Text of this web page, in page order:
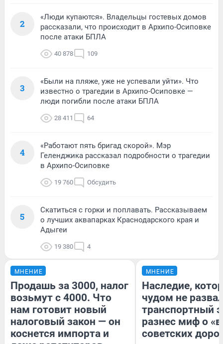
2
«Люди купаются». Владельцы гостевых домов
рассказали, что происходит в Архипо-Осиповке
после атаки БПЛА
40 878 109
3
«Были на пляже, уже не успевали уйти». Что
известно о трагедии в Архипо-Осиповке —
люди погибли после атаки БПЛА
28 411 64
4
«Работают пять бригад скорой». Мэр
Геленджика рассказал подробности о трагедии
в Архипо-Осиповке
19 760 Обсудить
5
Скатиться с горки и поплавать. Рассказываем
о лучших аквапарках Краснодарского края и
Адыгеи
19 380 4
МНЕНИЕ
Продашь за 3000, налог
возьмут с 4000. Что
нам готовит новый
налоговый закон — он
коснется импорта и
МНЕНИЕ
Наследие,
чудом не
транспортный
разнес миф о
советских